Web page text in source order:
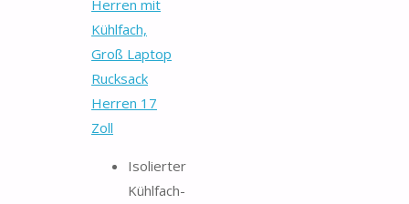
Herren mit
Kühlfach,
Groß Laptop
Rucksack
Herren 17
Zoll
Isolierter
Kühlfach-